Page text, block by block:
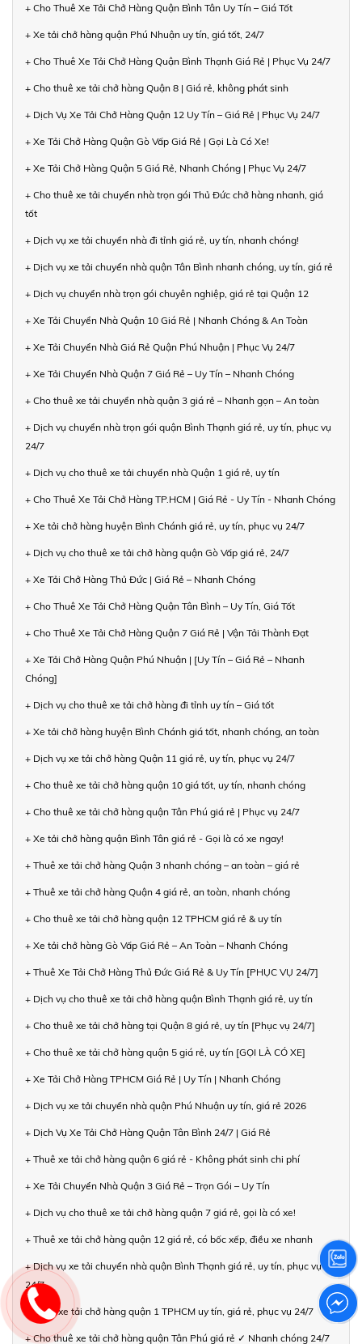
+ Cho Thuê Xe Tải Chở Hàng Quận Bình Tân Uy Tín – Giá Tốt
+ Xe tải chở hàng quận Phú Nhuận uy tín, giá tốt, 24/7
+ Cho Thuê Xe Tải Chở Hàng Quận Bình Thạnh Giá Rẻ | Phục Vụ 24/7
+ Cho thuê xe tải chở hàng Quận 8 | Giá rẻ, không phát sinh
+ Dịch Vụ Xe Tải Chở Hàng Quận 12 Uy Tín – Giá Rẻ | Phục Vụ 24/7
+ Xe Tải Chở Hàng Quận Gò Vấp Giá Rẻ | Gọi Là Có Xe!
+ Xe Tải Chở Hàng Quận 5 Giá Rẻ, Nhanh Chóng | Phục Vụ 24/7
+ Cho thuê xe tải chuyển nhà trọn gói Thủ Đức chở hàng nhanh, giá
tốt
+ Dịch vụ xe tải chuyển nhà đi tỉnh giá rẻ, uy tín, nhanh chóng!
+ Dịch vụ xe tải chuyển nhà quận Tân Bình nhanh chóng, uy tín, giá rẻ
+ Dịch vụ chuyển nhà trọn gói chuyên nghiệp, giá rẻ tại Quận 12
+ Xe Tải Chuyển Nhà Quận 10 Giá Rẻ | Nhanh Chóng & An Toàn
+ Xe Tải Chuyển Nhà Giá Rẻ Quận Phú Nhuận | Phục Vụ 24/7
+ Xe Tải Chuyển Nhà Quận 7 Giá Rẻ – Uy Tín – Nhanh Chóng
+ Cho thuê xe tải chuyển nhà quận 3 giá rẻ – Nhanh gọn – An toàn
+ Dịch vụ chuyển nhà trọn gói quận Bình Thạnh giá rẻ, uy tín, phục vụ
24/7
+ Dịch vụ cho thuê xe tải chuyển nhà Quận 1 giá rẻ, uy tín
+ Cho Thuê Xe Tải Chở Hàng TP.HCM | Giá Rẻ - Uy Tín - Nhanh Chóng
+ Xe tải chở hàng huyện Bình Chánh giá rẻ, uy tín, phục vụ 24/7
+ Dịch vụ cho thuê xe tải chở hàng quận Gò Vấp giá rẻ, 24/7
+ Xe Tải Chở Hàng Thủ Đức | Giá Rẻ – Nhanh Chóng
+ Cho Thuê Xe Tải Chở Hàng Quận Tân Bình – Uy Tín, Giá Tốt
+ Cho Thuê Xe Tải Chở Hàng Quận 7 Giá Rẻ | Vận Tải Thành Đạt
+ Xe Tải Chở Hàng Quận Phú Nhuận | [Uy Tín – Giá Rẻ – Nhanh
Chóng]
+ Dịch vụ cho thuê xe tải chở hàng đi tỉnh uy tín – Giá tốt
+ Xe tải chở hàng huyện Bình Chánh giá tốt, nhanh chóng, an toàn
+ Dịch vụ xe tải chở hàng Quận 11 giá rẻ, uy tín, phục vụ 24/7
+ Cho thuê xe tải chở hàng quận 10 giá tốt, uy tín, nhanh chóng
+ Cho thuê xe tải chở hàng quận Tân Phú giá rẻ | Phục vụ 24/7
+ Xe tải chở hàng quận Bình Tân giá rẻ - Gọi là có xe ngay!
+ Thuê xe tải chở hàng Quận 3 nhanh chóng – an toàn – giá rẻ
+ Thuê xe tải chở hàng Quận 4 giá rẻ, an toàn, nhanh chóng
+ Cho thuê xe tải chở hàng quận 12 TPHCM giá rẻ & uy tín
+ Xe tải chở hàng Gò Vấp Giá Rẻ – An Toàn – Nhanh Chóng
+ Thuê Xe Tải Chở Hàng Thủ Đức Giá Rẻ & Uy Tín [PHỤC VỤ 24/7]
+ Dịch vụ cho thuê xe tải chở hàng quận Bình Thạnh giá rẻ, uy tín
+ Cho thuê xe tải chở hàng tại Quận 8 giá rẻ, uy tín [Phục vụ 24/7]
+ Cho thuê xe tải chở hàng quận 5 giá rẻ, uy tín [GỌI LÀ CÓ XE]
+ Xe Tải Chở Hàng TPHCM Giá Rẻ | Uy Tín | Nhanh Chóng
+ Dịch vụ xe tải chuyển nhà quận Phú Nhuận uy tín, giá rẻ 2026
+ Dịch Vụ Xe Tải Chở Hàng Quận Tân Bình 24/7 | Giá Rẻ
+ Thuê xe tải chở hàng quận 6 giá rẻ - Không phát sinh chi phí
+ Xe Tải Chuyển Nhà Quận 3 Giá Rẻ – Trọn Gói – Uy Tín
+ Dịch vụ cho thuê xe tải chở hàng quận 7 giá rẻ, gọi là có xe!
+ Thuê xe tải chở hàng quận 12 giá rẻ, có bốc xếp, điều xe nhanh
+ Dịch vụ xe tải chuyển nhà quận Bình Thạnh giá rẻ, uy tín, phục vụ
24/7
+ Thuê xe tải chở hàng quận 1 TPHCM uy tín, giá rẻ, phục vụ 24/7
+ Cho thuê xe tải chở hàng quận Tân Phú giá rẻ ✓ Nhanh chóng 24/7